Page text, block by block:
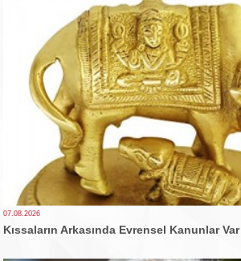
07.08.2026
Kıssaların Arkasında Evrensel Kanunlar Var